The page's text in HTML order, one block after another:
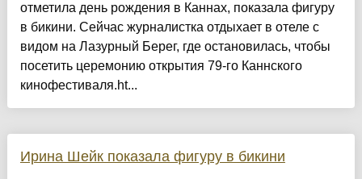
отметила день рождения в Каннах, показала фигуру
в бикини. Сейчас журналистка отдыхает в отеле с
видом на Лазурный Берег, где остановилась, чтобы
посетить церемонию открытия 79-го Каннского
кинофестиваля.ht...
Ирина Шейк показала фигуру в бикини